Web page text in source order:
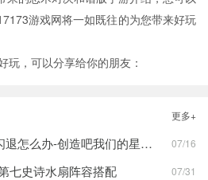
游戏网将一如既往的为您带来好玩
玩，可以分享给你的朋友：
更多+
创造吧我们的星球开枪闪退怎么办-创造吧我们的星球开枪闪退合集 07/16
七史诗水扇阵容搭配 07/31